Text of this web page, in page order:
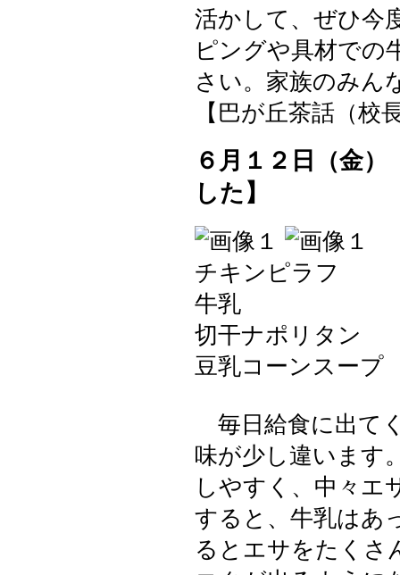
活かして、ぜひ今
ピングや具材での
さい。家族のみん
【巴が丘茶話（校
６月１２日（金
した】
チキンピラフ
牛乳
切干ナポリタン
豆乳コーンスープ
毎日給食に出て
味が少し違います
しやすく、中々エ
すると、牛乳はあ
るとエサをたくさ